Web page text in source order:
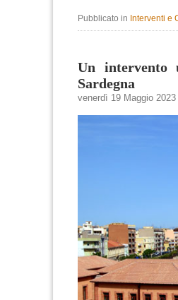
Pubblicato in Interventi e
Un intervento
Sardegna
venerdì 19 Maggio 2023